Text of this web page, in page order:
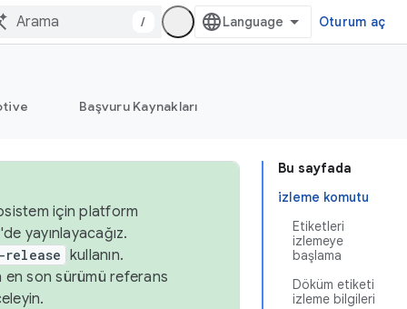
/ Oturum aç
Başvuru Kaynakları
Bu sayfada
izleme komutu
Etiketleri
izlemeye
başlama
Döküm etiketi
izleme bilgileri
için platform
yayınlayacağız.
kullanın.
en son sürümü referans